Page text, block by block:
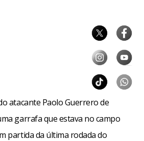
atacante Paolo Guerrero de
garrafa que estava no campo
partida da última rodada do